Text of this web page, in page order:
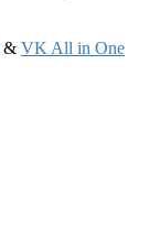
& VK All in One